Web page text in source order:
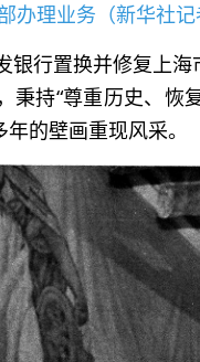
理业务（新华社记
行置换并修复上
持“尊重历史、恢
的壁画重现风采。